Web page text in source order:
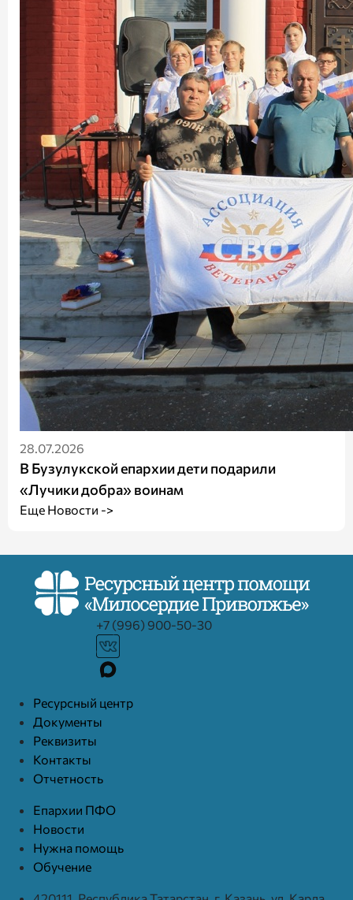
28.07.2026
В Бузулукской епархии дети подарили
«Лучики добра» воинам
Еще Новости ->
+7 (996) 900-50-30
Ресурcный центр
Документы
Реквизиты
Контакты
Отчетность
Епархии ПФО
Новости
Нужна помощь
Обучение